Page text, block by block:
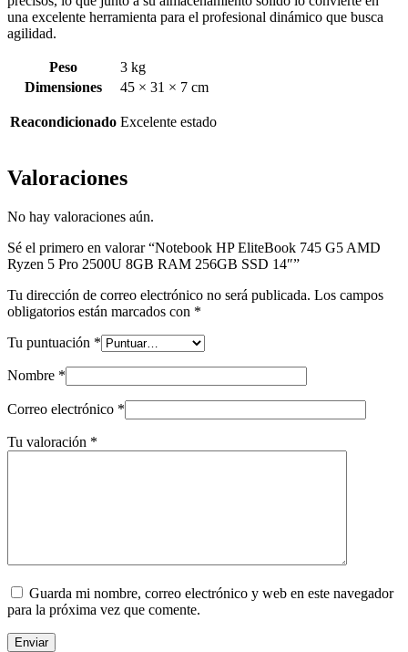
una excelente herramienta para el profesional dinámico que busca
agilidad.
Peso
3 kg
Dimensiones
45 × 31 × 7 cm
Reacondicionado Excelente estado
Valoraciones
No hay valoraciones aún.
Sé el primero en valorar “Notebook HP EliteBook 745 G5 AMD
Ryzen 5 Pro 2500U 8GB RAM 256GB SSD 14″”
Tu dirección de correo electrónico no será publicada. Los campos
obligatorios están marcados con *
Tu puntuación *
Nombre *
Correo electrónico *
Tu valoración *
Guarda mi nombre, correo electrónico y web en este navegador
para la próxima vez que comente.
Enviar